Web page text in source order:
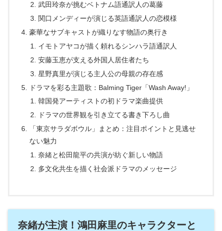
武田玲奈が挑むベトナム語通訳人の葛藤
関口メンディーが演じる英語通訳人の恋模様
豪華なサブキャストが織りなす物語の奥行き
イモトアヤコが描く頼れるシンハラ語通訳人
安藤玉恵が支える外国人居住者たち
星野真里が演じる主人公の母親の存在感
ドラマを彩る主題歌：Balming Tiger「Wash Away!」
韓国発アーティストの初ドラマ楽曲提供
ドラマの世界観を引き立てる書き下ろし曲
「東京サラダボウル」まとめ：注目ポイントと見逃せ
ない魅力
奈緒と松田龍平の共演が紡ぐ新しい物語
多文化共生を描く社会派ドラマのメッセージ
奈緒が主演！鴻田麻里のキャラクターと